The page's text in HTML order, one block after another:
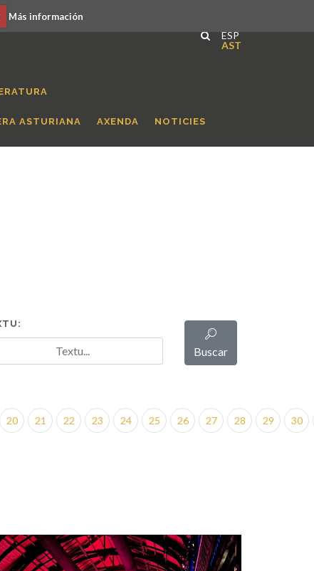
Más información
ESP
AST
ASTURIANA AXENDA NOTICIES
Buscar
20 21 22 23 24 25 26 27 28 29 30